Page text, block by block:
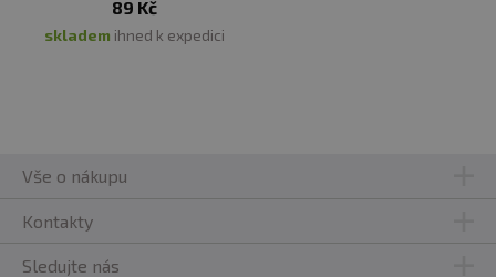
89 Kč
skladem ihned k expedici
Vše o nákupu
Kontakty
Sledujte nás